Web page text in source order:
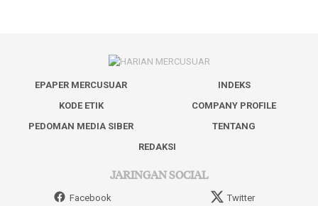
EPAPER MERCUSUAR
INDEKS
KODE ETIK
COMPANY PROFILE
PEDOMAN MEDIA SIBER
TENTANG
REDAKSI
JARINGAN SOCIAL
Facebook Twitter